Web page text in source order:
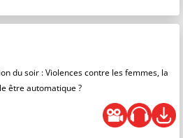
du soir : Violences contre les femmes, la
être automatique ?